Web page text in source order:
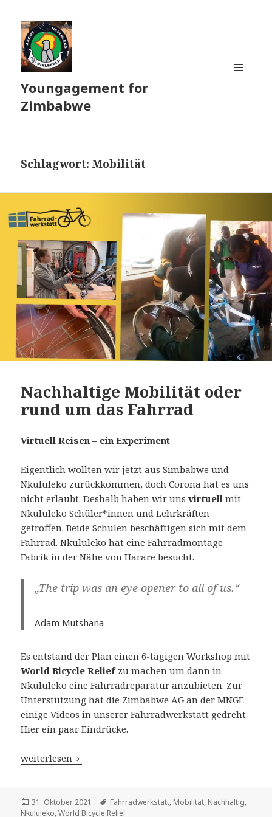
Youngagement for
Zimbabwe
Schlagwort:Mobilität
Nachhaltige Mobilität oder
rund um das Fahrrad
Virtuell Reisen – ein Experiment
Eigentlich wollten wir jetzt aus Simbabwe und
Nkululeko zurückkommen, doch Corona hat es uns
nicht erlaubt. Deshalb haben wir unsvirtuellmit
Nkululeko Schüler*innen und Lehrkräften
getroffen. Beide Schulen beschäftigen sich mit dem
Fahrrad. Nkululeko hat eine Fahrradmontage
Fabrik in der Nähe von Harare besucht.
„The trip was an eye opener to all of us.“
Adam Mutshana
Es entstand der Plan einen 6-tägigen Workshop mit
World Bicycle Reliefzu machen um dann in
Nkululeko eine Fahrradreparatur anzubieten. Zur
Unterstützung hat die Zimbabwe AG an der MNGE
einige Videos in unserer Fahrradwerkstatt gedreht.
Hier ein paar Eindrücke.
Nachhaltige Mobilität oder rund um das Fahrrad
weiterlesen
Veröffentlicht
am
31. Oktober 2021 Schlagwörter
Fahrradwerkstatt, Mobilität, Nachhaltig,
Nkululeko,World Bicycle Relief